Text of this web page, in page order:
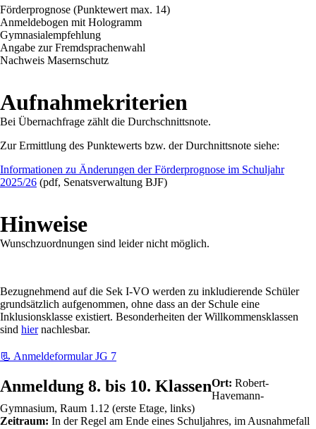
Förderprognose (Punktewert max. 14)
Anmeldebogen mit Hologramm
Gymnasialempfehlung
Angabe zur Fremdsprachenwahl
Nachweis Masernschutz
Aufnahmekriterien
Bei Übernachfrage zählt die Durchschnittsnote.
Zur Ermittlung des Punktewerts bzw. der Durchnittsnote siehe:
Informationen zu Änderungen der Förderprognose im Schuljahr
2025/26 (pdf, Senatsverwaltung BJF)
Hinweise
Wunschzuordnungen sind leider nicht möglich.
Bezugnehmend auf die Sek I-VO werden zu inkludierende Schüler
grundsätzlich aufgenommen, ohne dass an der Schule eine
Inklusionsklasse existiert. Besonderheiten der Willkommensklassen
sind hiernachlesbar.
📃 Anmeldeformular JG 7
Anmeldung 8. bis 10. KlassenOrt: Robert-
Havemann-
Gymnasium, Raum 1.12 (erste Etage, links)
Zeitraum: In der Regel am Ende eines Schuljahres, im Ausnahmefall